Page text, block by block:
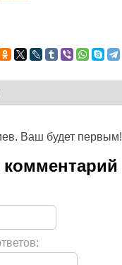
Ваш будет первым!